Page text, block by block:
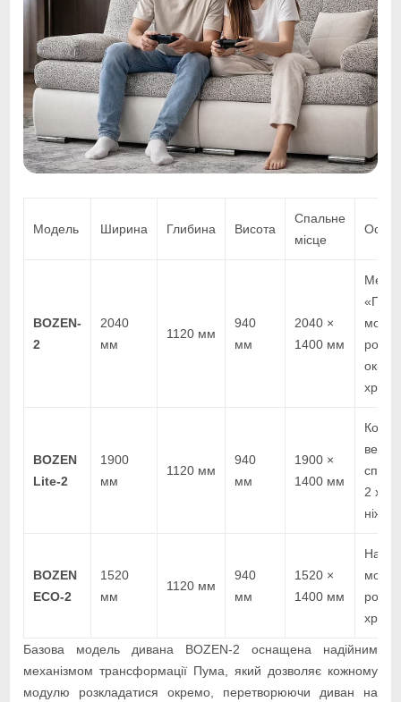
Модель Ширина Глибина Висота
Спальне
місце
BOZEN-
2
2040
мм
1120 мм
940
мм
2040 ×
1400 мм
BOZEN
Lite-2
1900
мм
1120 мм
940
мм
1900 ×
1400 мм
2
ніжки
BOZEN
ECO-2
1520
мм
1120 мм
940
мм
1520 ×
1400 мм
Базова модель дивана BOZEN-2 оснащена надійним
механізмом трансформації Пума, який дозволяє кожному
модулю розкладатися окремо, перетворюючи диван на